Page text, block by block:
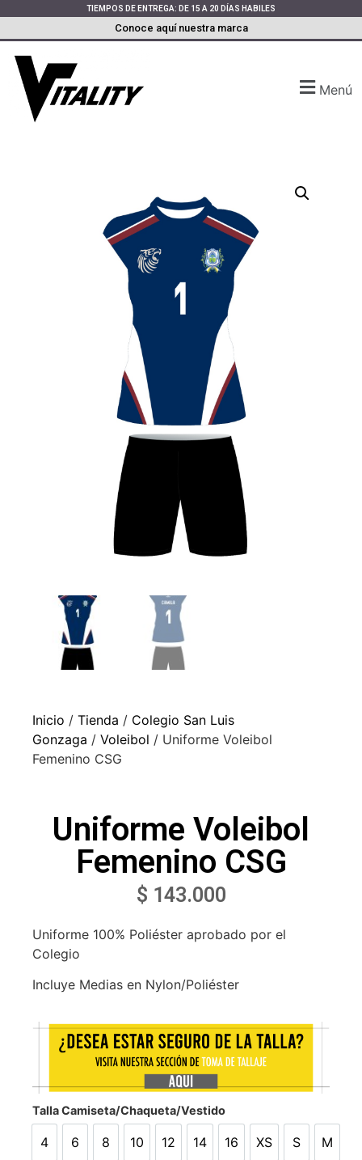
TIEMPOS DE ENTREGA: DE 15 A 20 DÍAS HABILES
Conoce aquí nuestra marca
Menú
Inicio / Tienda / Colegio San Luis
Gonzaga / Voleibol / Uniforme Voleibol
Femenino CSG
Uniforme Voleibol
Femenino CSG
$ 143.000
Uniforme 100% Poliéster aprobado por el
Colegio
Incluye Medias en Nylon/Poliéster
Talla Camiseta/Chaqueta/Vestido
4 6 8
8
10 12 14 16 XS
XS
S
S
M